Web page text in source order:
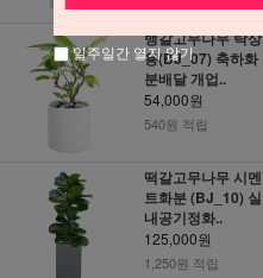
뱅갈고무나무 탁상
용(BJ_07) 축하화
분배달 개업..
54,000원
540원 적립
떡갈고무나무 시멘
트화분 (BJ_10) 실
내공기정화..
125,000원
1,250원 적립
일주일간 열지 않기